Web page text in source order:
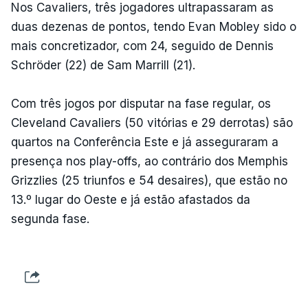
Nos Cavaliers, três jogadores ultrapassaram as
duas dezenas de pontos, tendo Evan Mobley sido o
mais concretizador, com 24, seguido de Dennis
Schröder (22) de Sam Marrill (21).
Com três jogos por disputar na fase regular, os
Cleveland Cavaliers (50 vitórias e 29 derrotas) são
quartos na Conferência Este e já asseguraram a
presença nos play-offs, ao contrário dos Memphis
Grizzlies (25 triunfos e 54 desaires), que estão no
13.º lugar do Oeste e já estão afastados da
segunda fase.